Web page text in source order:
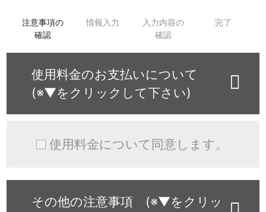
注意事項の
確認
情報入力
入力内容の
確認
完了
使用料金のお支払いについて
(※▼をクリックして下さい)
使用料金について同意します。
その他の注意事項 (※▼をクリッ